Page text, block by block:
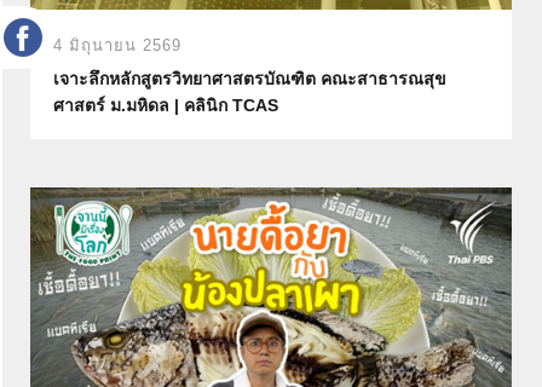
4 มิถุนายน 2569
เจาะลึกหลักสูตรวิทยาศาสตรบัณฑิต คณะสาธารณสุข
ศาสตร์ ม.มหิดล | คลินิก TCAS